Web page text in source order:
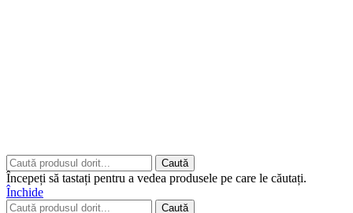
Caută
Începeți să tastați pentru a vedea produsele pe care le căutați.
Închide
Caută